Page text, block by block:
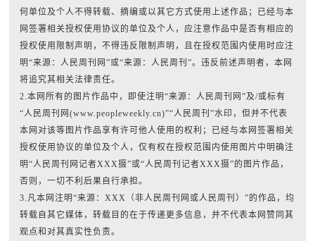
何单位及个人不得转载、摘编或以其它方式使用上述作品；已经与本
网签署相关授权使用协议的单位及个人，应注意作品中是否有相应的
授权使用限制声明，不得违反限制声明，且在授权范围内使用时应注
明“来源：人民周刊网”或“来源：人民周刊”。违反前述声明者，本网
将追究其相关法律责任。
2.本网所有的图片作品中，即使注明“来源：人民周刊网”及/或标有
“人民周刊网(www.peopleweekly.cn)”“人民周刊”水印，但并不代表
本网对该等图片作品享有许可他人使用的权利；已经与本网签署相关
授权使用协议的单位及个人，仅有权在授权范围内使用图片中明确注
明“人民周刊网记者XXX摄”或“人民周刊记者XXX摄”的图片作品，
否则，一切不利后果自行承担。
3.凡本网注明“来源：XXX（非人民周刊网或人民周刊）”的作品，均
转载自其它媒体，转载目的在于传递更多信息，并不代表本网赞同其
观点和对其真实性负责。